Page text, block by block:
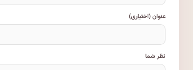
عنوان (اختیاری)
نظر شما